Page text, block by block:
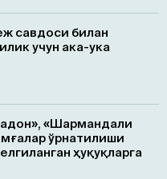
савдоси билан
учун ака-ука
«Шармандали
ўрнатилиши
ҳуқуқларга